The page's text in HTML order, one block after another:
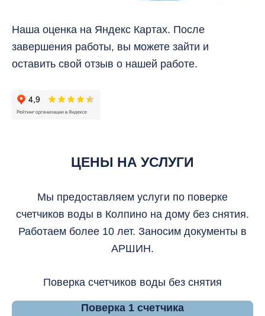
Наша оценка на Яндекс Картах. После
завершения работы, вы можете зайти и
оставить свой отзыв о нашей работе.
ЦЕНЫ НА УСЛУГИ
Мы предоставляем услуги по поверке
счетчиков воды в Колпино на дому без снятия.
Работаем более 10 лет. Заносим документы в
АРШИН.
Поверка счетчиков воды без снятия
Поверка 1 счетчика